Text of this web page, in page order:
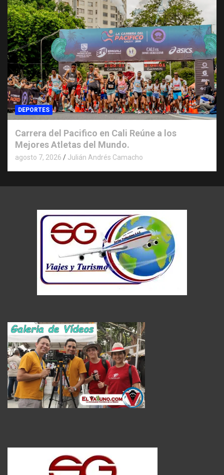
DEPORTES
Carrera del Pacifico en Cali Reúne a los
Mejores Atletas del Mundo.
agosto 7, 2026 Julián Andrés Camacho